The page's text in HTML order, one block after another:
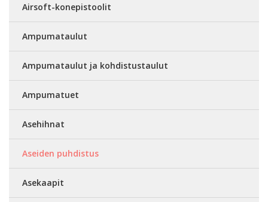
Airsoft-konepistoolit
Ampumataulut
Ampumataulut ja kohdistustaulut
Ampumatuet
Asehihnat
Aseiden puhdistus
Asekaapit